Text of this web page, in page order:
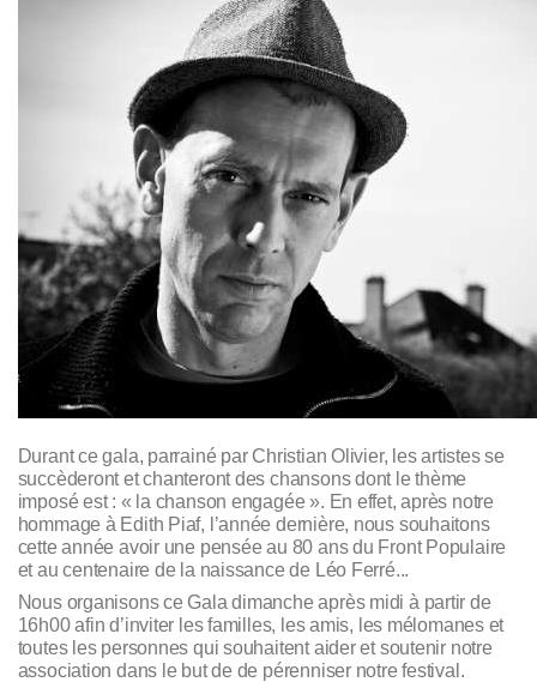
Durant ce gala, parrainé par Christian Olivier, les artistes se
succèderont et chanteront des chansons dont le thème
imposé est : « la chanson engagée ». En effet, après notre
hommage à Edith Piaf, l’année dernière, nous souhaitons
cette année avoir une pensée au 80 ans du Front Populaire
et au centenaire de la naissance de Léo Ferré...
Nous organisons ce Gala dimanche après midi à partir de
16h00 afin d’inviter les familles, les amis, les mélomanes et
toutes les personnes qui souhaitent aider et soutenir notre
association dans le but de de pérenniser notre festival.